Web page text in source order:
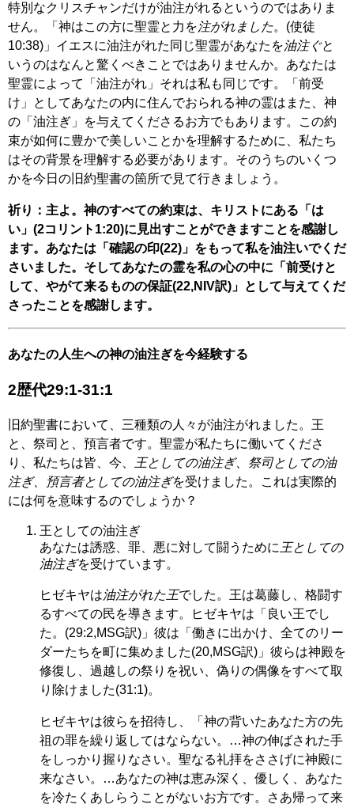
特別なクリスチャンだけが油注がれるというのではありま
せん。「神はこの方に聖霊と力を注がれました。(使徒
10:38)」イエスに油注がれた同じ聖霊があなたを油注ぐと
いうのはなんと驚くべきことではありませんか。あなたは
聖霊によって「油注がれ」それは私も同じです。「前受
け」としてあなたの内に住んでおられる神の霊はまた、神
の「油注ぎ」を与えてくださるお方でもあります。この約
束が如何に豊かで美しいことかを理解するために、私たち
はその背景を理解する必要があります。そのうちのいくつ
かを今日の旧約聖書の箇所で見て行きましょう。
祈り：主よ。神のすべての約束は、キリストにある「は
い」(2コリント1:20)に見出すことができますことを感謝し
ます。あなたは「確認の印(22)」をもって私を油注いでくだ
さいました。そしてあなたの霊を私の心の中に「前受けと
して、やがて来るものの保証(22,NIV訳)」として与えてくだ
さったことを感謝します。
あなたの人生への神の油注ぎを今経験する
2歴代29:1-31:1
旧約聖書において、三種類の人々が油注がれました。王
と、祭司と、預言者です。聖霊が私たちに働いてくださ
り、私たちは皆、今、
王としての油注ぎ、祭司としての油
注ぎ、預言者としての油注ぎを受けました。これは実際的
には何を意味するのでしょうか？
王としての油注ぎ
あなたは誘惑、罪、悪に対して闘うために 王としての
油注ぎを受けています。
ヒゼキヤは油注がれた王でした。王は葛藤し、格闘す
るすべての民を導きます。ヒゼキヤは「良い王でし
た。(29:2,MSG訳)」彼は「働きに出かけ、全てのリー
ダーたちを町に集めました(20,MSG訳)」彼らは神殿を
修復し、過越しの祭りを祝い、偽りの偶像をすべて取
り除けました(31:1)。
ヒゼキヤは彼らを招待し、「神の背いたあなた方の先
祖の罪を繰り返してはならない。…神の伸ばされた手
をしっかり握りなさい。聖なる礼拝をささげに神殿に
来なさい。…あなたの神は恵み深く、優しく、あなた
を冷たくあしらうことがないお方です。さあ帰って来